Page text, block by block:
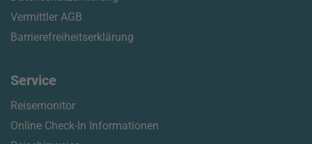
Vermittler AGB
Barrierefreiheitserklärung
Service
Reisemonitor
Online Check-In Informationen